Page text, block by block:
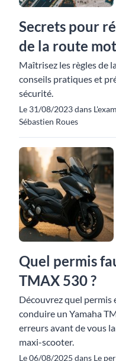
Secrets pour
de la route
Maîtrisez les règles de
conseils pratiques et
sécurité.
Le 31/08/2023 dans
Sébastien Roues
Quel permis
TMAX 530 ?
Découvrez quel permis
conduire un Yamaha
erreurs avant de vous
maxi-scooter.
Le 06/08/2025 dans Le